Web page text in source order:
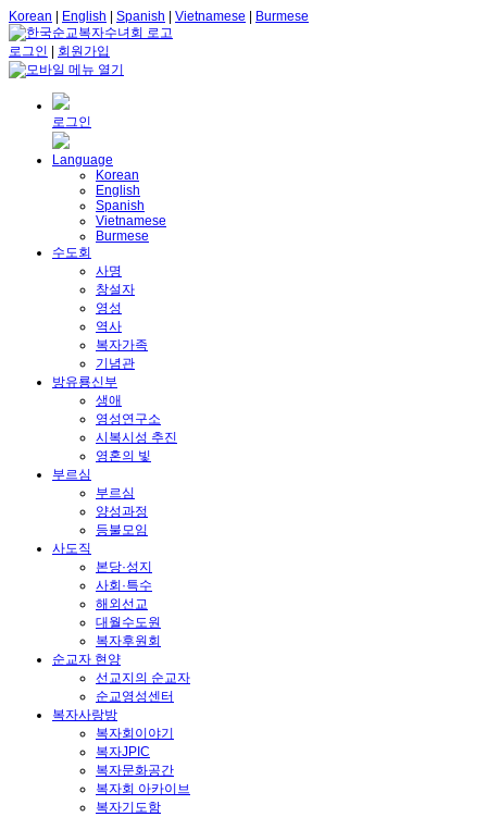
Korean English Spanish Vietnamese Burmese
로그인 회원가입
로그인
Language
Korean
English
Spanish
Vietnamese
Burmese
수도회
사명
창설자
영성
역사
복자가족
기념관
방유룡신부
생애
영성연구소
시복시성 추진
영혼의 빛
부르심
부르심
양성과정
등불모임
사도직
본당·성지
사회·특수
해외선교
대월수도원
복자후원회
순교자 현양
선교지의 순교자
순교영성센터
복자사랑방
복자회이야기
복자JPIC
복자문화공간
복자회 아카이브
복자기도함